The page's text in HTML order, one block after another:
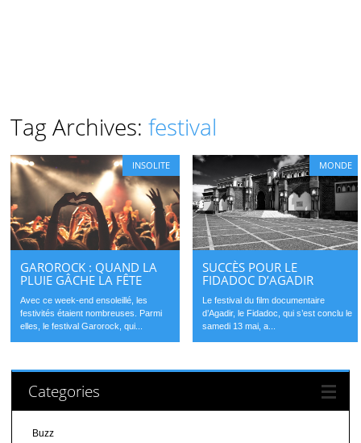
Tag Archives:festival
INSOLITE
GAROROCK : QUAND LA
PLUIE GÂCHE LA FÊTE
Avec ce week-end ensoleillé, les
festivités étaient nombreuses. Parmi
elles, le festival Garorock, qui...
MONDE
SUCCÈS POUR LE
FIDADOC D’AGADIR
Le festival du film documentaire
d’Agadir, le Fidadoc, qui s’est conclu le
samedi 13 mai, a...
Categories
Buzz